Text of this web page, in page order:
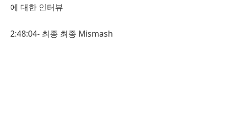
에 대한 인터뷰
2:48:04- 최종 최종 Mismash